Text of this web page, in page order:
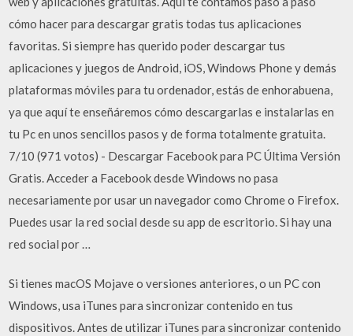
cómo hacer para descargar gratis todas tus aplicaciones
favoritas. Si siempre has querido poder descargar tus
aplicaciones y juegos de Android, iOS, Windows Phone y demás
plataformas móviles para tu ordenador, estás de enhorabuena,
ya que aquí te enseñáremos cómo descargarlas e instalarlas en
tu Pc en unos sencillos pasos y de forma totalmente gratuita.
7/10 (971 votos) - Descargar Facebook para PC Última Versión
Gratis. Acceder a Facebook desde Windows no pasa
necesariamente por usar un navegador como Chrome o Firefox.
Puedes usar la red social desde su app de escritorio. Si hay una
red social por …
Si tienes macOS Mojave o versiones anteriores, o un PC con
Windows, usa iTunes para sincronizar contenido en tus
dispositivos. Antes de utilizar iTunes para sincronizar contenido